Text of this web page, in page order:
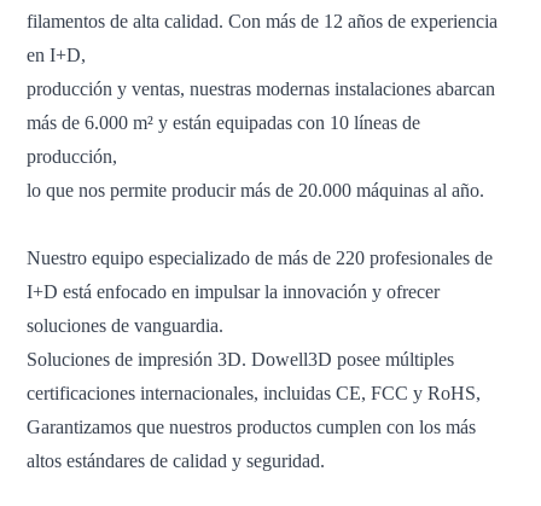
filamentos de alta calidad. Con más de 12 años de experiencia
en I+D,
producción y ventas, nuestras modernas instalaciones abarcan
más de 6.000 m² y están equipadas con 10 líneas de
producción,
lo que nos permite producir más de 20.000 máquinas al año.
Nuestro equipo especializado de más de 220 profesionales de
I+D está enfocado en impulsar la innovación y ofrecer
soluciones de vanguardia.
Soluciones de impresión 3D. Dowell3D posee múltiples
certificaciones internacionales, incluidas CE, FCC y RoHS,
Garantizamos que nuestros productos cumplen con los más
altos estándares de calidad y seguridad.